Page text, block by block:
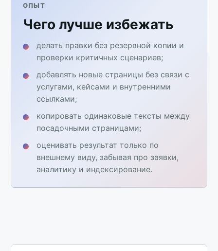
ОПЫТ
Чего лучше избежать
делать правки без резервной копии и
проверки критичных сценариев;
добавлять новые страницы без связи с
услугами, кейсами и внутренними
ссылками;
копировать одинаковые тексты между
посадочными страницами;
оценивать результат только по
внешнему виду, забывая про заявки,
аналитику и индексирование.